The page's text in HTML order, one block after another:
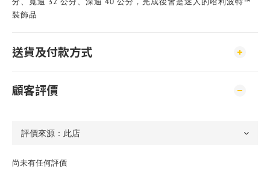
裝飾品
送貨及付款方式
顧客評價
尚未有任何評價